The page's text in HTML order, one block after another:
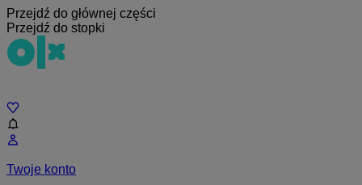
Przejdź do głównej części
Przejdź do stopki
Twoje konto